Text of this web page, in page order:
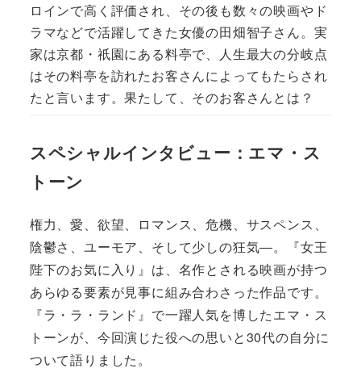
ロインで高く評価され、その後も数々の映画やド
ラマなどで活躍してきた女優の田畑智子さん。実
家は京都・祇園にある料亭で、人生最大の分岐点
はその料亭を訪れたお客さんによってもたらされ
たと言います。果たして、そのお客さんとは？
スペシャルインタビュー：エマ・ス
トーン
権力、愛、欲望、ロマンス、危機、サスペンス、
陰鬱さ、ユーモア、そして少しの狂気―。『女王
陛下のお気に入り』は、名作とされる映画が持つ
あらゆる要素が見事に組み合わさった作品です。
『ラ・ラ・ランド』で一躍人気を博したエマ・ス
トーンが、今回演じた役への思いと30代の自分に
ついて語りました。